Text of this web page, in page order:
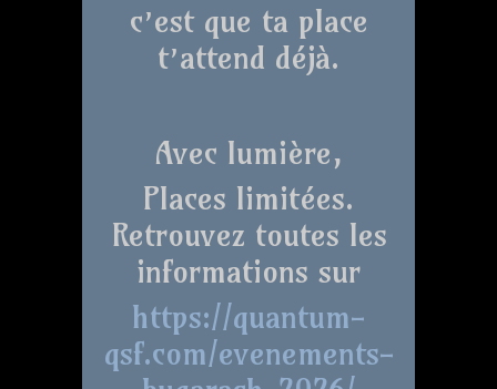
c’est que ta place
t’attend déjà.
Avec lumière,
Places limitées.
Retrouvez toutes les
informations sur
https://quantum-
qsf.com/evenements-